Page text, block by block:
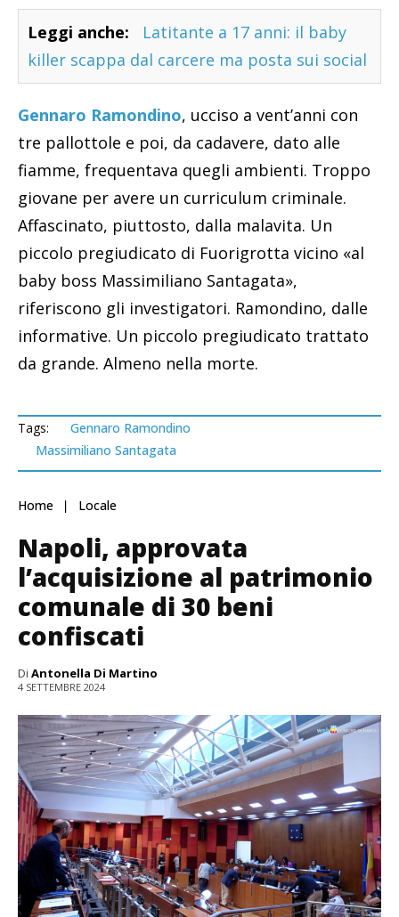
Leggi anche:
Latitante a 17 anni: il baby
killer scappa dal carcere ma posta sui social
Gennaro Ramondino, ucciso a vent’anni con
tre pallottole e poi, da cadavere, dato alle
fiamme, frequentava quegli ambienti. Troppo
giovane per avere un curriculum criminale.
Affascinato, piuttosto, dalla malavita. Un
piccolo pregiudicato di Fuorigrotta vicino «al
baby boss Massimiliano Santagata»,
riferiscono gli investigatori. Ramondino, dalle
informative. Un piccolo pregiudicato trattato
da grande. Almeno nella morte.
Tags:
Gennaro Ramondino
Massimiliano Santagata
Home Locale
Napoli, approvata
l’acquisizione al patrimonio
comunale di 30 beni
confiscati
Di Antonella Di Martino
4 SETTEMBRE 2024